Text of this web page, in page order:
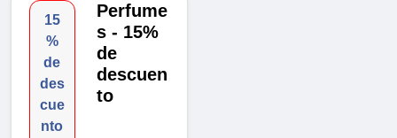
15
%
de
des
cue
nto
Perfume
s - 15%
de
descuen
to